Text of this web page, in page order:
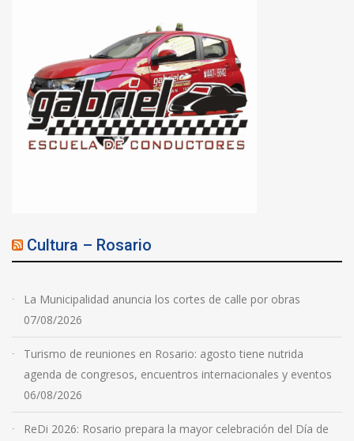
Cultura – Rosario
La Municipalidad anuncia los cortes de calle por obras
07/08/2026
Turismo de reuniones en Rosario: agosto tiene nutrida
agenda de congresos, encuentros internacionales y eventos
06/08/2026
ReDi 2026: Rosario prepara la mayor celebración del Día de